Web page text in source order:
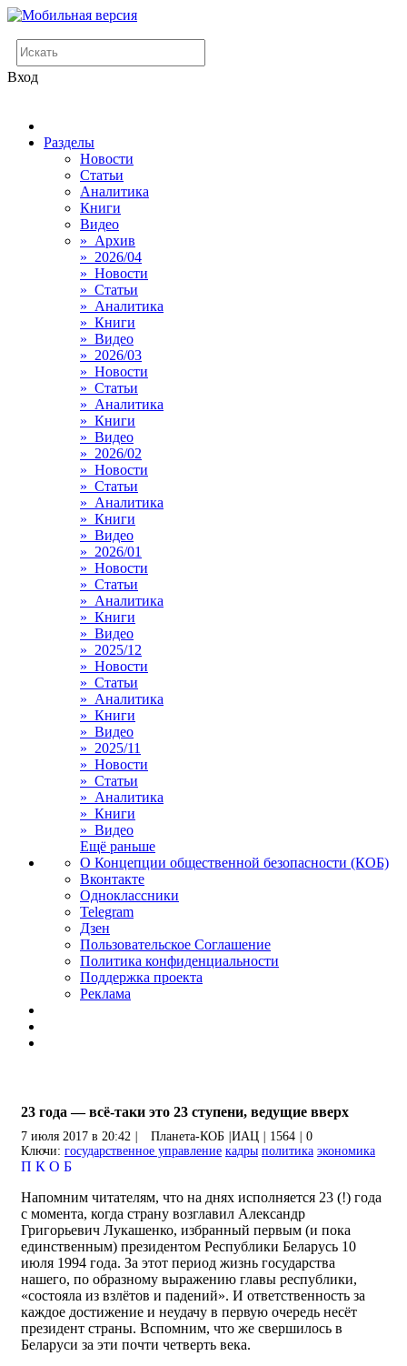
Вход
Разделы
Новости
Статьи
Аналитика
Книги
Видео
» Архив
» 2026/04
» Новости
» Статьи
» Аналитика
» Книги
» Видео
» 2026/03
» Новости
» Статьи
» Аналитика
» Книги
» Видео
» 2026/02
» Новости
» Статьи
» Аналитика
» Книги
» Видео
» 2026/01
» Новости
» Статьи
» Аналитика
» Книги
» Видео
» 2025/12
» Новости
» Статьи
» Аналитика
» Книги
» Видео
» 2025/11
» Новости
» Статьи
» Аналитика
» Книги
» Видео
Ещё раньше
О Концепции общественной безопасности (КОБ)
Вконтакте
Одноклассники
Telegram
Дзен
Пользовательское Соглашение
Политика конфиденциальности
Поддержка проекта
Реклама
23 года — всё-таки это 23 ступени, ведущие вверх
7 июля 2017 в 20:42 Планета-КОБ ИАЦ 1564
0
Ключи: государственное управление кадры политика экономика
П К О Б
Напомним читателям, что на днях исполняется 23 (!) года
с момента, когда страну возглавил Александр
Григорьевич Лукашенко, избранный первым (и пока
единственным) президентом Республики Беларусь 10
июля 1994 года. За этот период жизнь государства
нашего, по образному выражению главы республики,
«состояла из взлётов и падений». И ответственность за
каждое достижение и неудачу в первую очередь несёт
президент страны. Вспомним, что же свершилось в
Беларуси за эти почти четверть века.